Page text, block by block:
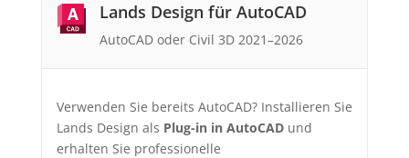
Lands Design für AutoCAD
AutoCAD oder Civil 3D 2021–2026
Verwenden Sie bereits AutoCAD? Installieren Sie
Lands Design als Plug-in in AutoCADund
erhalten Sie professionelle